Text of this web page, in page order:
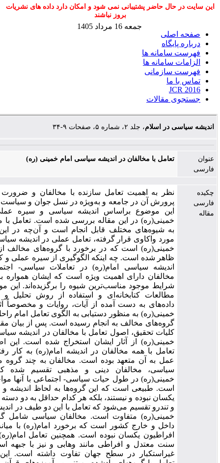
در حال حاضر پشتیبانی نمی شود و امکان دارد داده های نشریات
بروز نباشند
اصلی
پایگاه
سامانه ها
سامانه ها
سازمانی
با ما
JCR
مقالات
در اسلام، جلد ۲، شماره ۵، صفحات ۹-۳۴
تعامل با مخالفان در اندیشه سیاسی امام خمینی (ره)
نظر به اهمیت تعامل سازنده با مخالفان و ضرورت رشد و
پرورش آن در جامعه و به‌‌ویژه در نسل جوان و سیاست‌‌مداران،
این موضوع براساس اندیشه سیاسی و سیره عملی امام
خمینی(ره) در این مقاله بررسی شده است. تعامل با مخالفان
به شیوه‌‌های مختلف قابل انجام است و آن‌‌چه در این تحقیق
مورد واکاوی قرار گرفته، تعامل عملی در اندیشه سیاسی امام
خمینی(ره) است که در برخورد با گروه‌های مخالف از ایشان
ظاهر شده است. چه اینکه الگوگیری از سیره عملی و کاربست
اندیشه سیاسی امام(ره) در تعاملات سیاسی- اجتماعی با
مخالفان دارای اهمیت ویژه است که ایشان همواره براساس
شرایط موجود مناسب‌ترین شیوه را برگزیده‌‌اند. این موضوع با
مطالعات کتابخانه‌‌ای و استفاده از روش تحلیل و توصیف
داده‌‌های به دست آمده از آیات، روایات و مخصوصاً آثار امام
خمینی(ره) به منظور دستیابی به الگوی تعامل امام راحل(ره) با
گروه‌های مخالف به انجام رسیده است. پس از بیان مقدمات و
کلیات تحقیق، اصول تعامل با مخالفان در اندیشه سیاسی امام
خمینی(ره) از آثار ایشان استخراج شده است. این اصول در
تعامل با همه مخالفان در اندیشه امام(ره) به کار رفته و در
عمل به آن متعهد بوده‌‌ است. مخالفان به چند گروه مخالفان
سیاسی، مخالفان دینی و مذهبی تقسیم شده که امام
خمینی(ره) در طول حیات سیاسی- اجتماعی با آنها مواجه بوده
است. طبیعی است که این گروه‌ها به لحاظ اندیشه و عملکرد
یکسان نبوده و نیستند، بلکه هر کدام حداقل به دو دسته میانه‌‌رو
و تندرو تقسیم می‌‌شود که تعامل با این دو طیف در اندیشه امام
خمینی(ره) متفاوت است. مخالفان سیاسی شامل گروه‌های
داخل و خارج کشور است که برخورد امام(ره) با میانه‌‌روها و
افراطیون یکسان نبوده است. همچنین تعامل امام(ره) با اهل
سنت معتدل و افراطی مانند وهابی و نیز با جبهه استکبار و
غیراستکبار در سطح جهان تفاوت داشته است. این تفاوت